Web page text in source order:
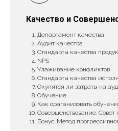
Качество и
Департамент качества
Аудит качества
Стандарты качества
NPS
Улаживание конфликтов
Стандарты качества
Окупятся ли затраты на
Обучение
Как ораганизовать
Совершенствование. Совет
Бонус. Метод